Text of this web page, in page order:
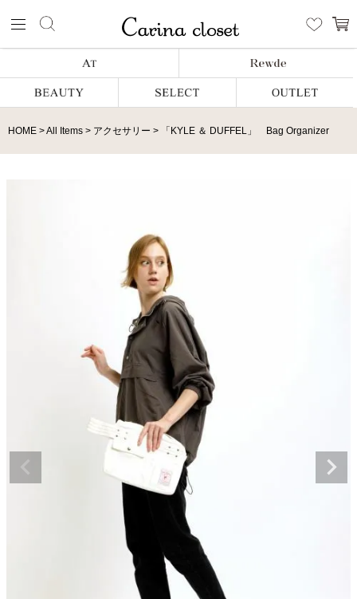
HOME All Items アクセサリー 「KYLE ＆ DUFFEL」 Bag Organizer